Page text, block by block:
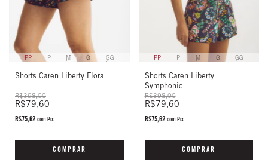
PP P M G GG
Shorts Caren Liberty Flora
R$398,00
R$79,60
R$75,62 com Pix
COMPRAR
PP P M G GG
Shorts Caren Liberty
Symphonic
R$398,00
R$79,60
R$75,62 com Pix
COMPRAR